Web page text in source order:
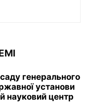
генерального
установи
науковий центр